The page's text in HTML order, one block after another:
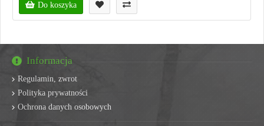
Do koszyka
Informacja
Regulamin, zwrot
Polityka prywatności
Ochrona danych osobowych